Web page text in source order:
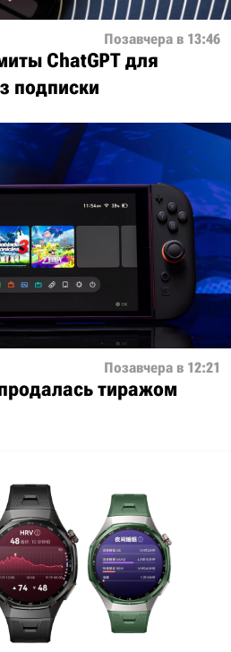
Позавчера в 13:46
ChatGPT для
подписки
Позавчера в 12:21
тиражом